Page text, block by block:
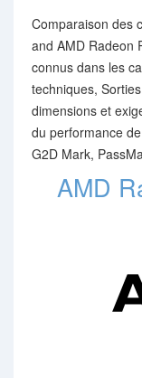
Comparaison des
and AMD Radeon
connus dans les
techniques,
dimensions et
du performance
G2D Mark,
AMD